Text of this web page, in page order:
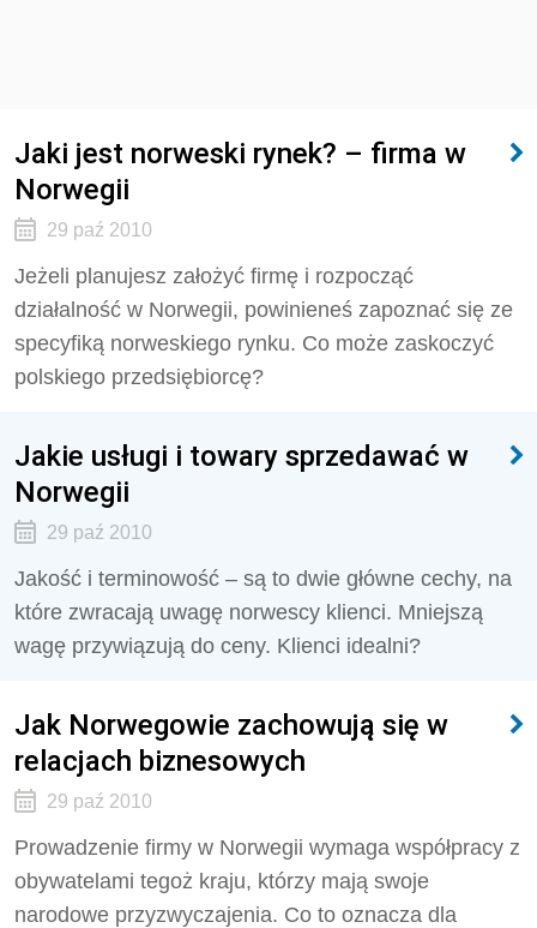
Jaki jest norweski rynek? – firma w
Norwegii
29 paź 2010
Jeżeli planujesz założyć firmę i rozpocząć
działalność w Norwegii, powinieneś zapoznać się ze
specyfiką norweskiego rynku. Co może zaskoczyć
polskiego przedsiębiorcę?
Jakie usługi i towary sprzedawać w
Norwegii
29 paź 2010
Jakość i terminowość – są to dwie główne cechy, na
które zwracają uwagę norwescy klienci. Mniejszą
wagę przywiązują do ceny. Klienci idealni?
Jak Norwegowie zachowują się w
relacjach biznesowych
29 paź 2010
Prowadzenie firmy w Norwegii wymaga współpracy z
obywatelami tegoż kraju, którzy mają swoje
narodowe przyzwyczajenia. Co to oznacza dla